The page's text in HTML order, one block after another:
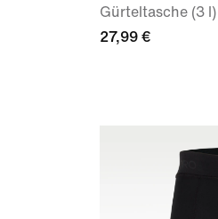
Gürteltasche (3 l)
27,99 €